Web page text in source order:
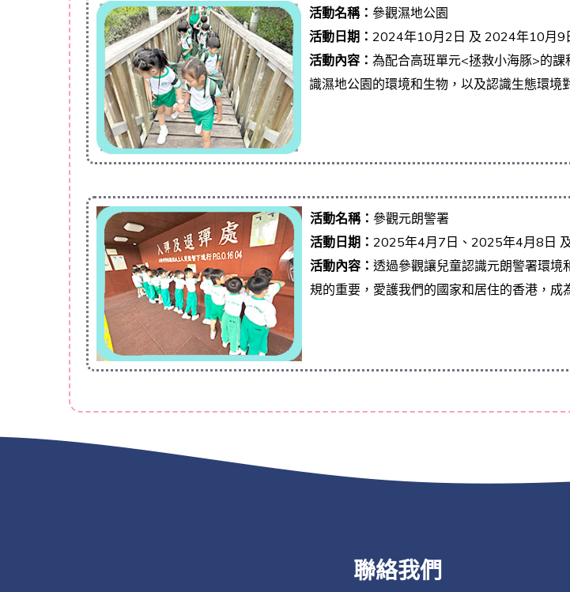
活動名稱： 參觀濕地公園
活動日期： 2024年10月2日 及 2024年10月9
活動內容： 為配合高班單元<拯救小海豚>的
識濕地公園的環境和生物，以及認識生態環境
活動名稱：參觀元朗警署
活動日期：2025年4月7日、2025年4月8日
活動內容：透過參觀讓兒童認識元朗警署環境
規的重要，愛護我們的國家和居住的香港，成
聯絡我們